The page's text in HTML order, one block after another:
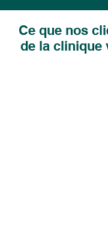
Ce que nos
de la clinique